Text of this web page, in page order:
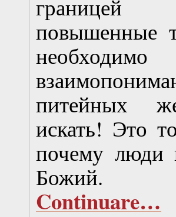
границей
повышенные
питейных
искать! Это
почему люди
Божий.
Continuare…